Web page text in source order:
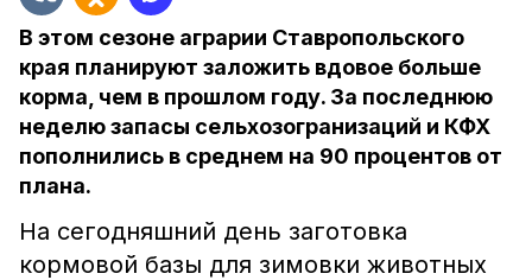
В этом сезоне аграрии Ставропольского
края планируют заложить вдовое больше
корма, чем в прошлом году. За последнюю
неделю запасы сельхозогранизаций и КФХ
пополнились в среднем на 90 процентов от
плана.
На сегодняшний день заготовка
кормовой базы для зимовки животных